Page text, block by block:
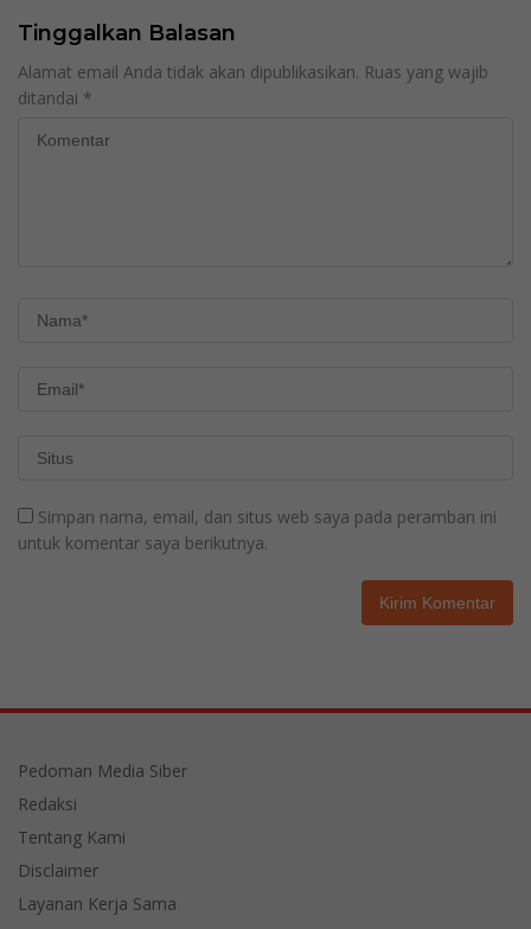
Tinggalkan Balasan
Alamat email Anda tidak akan dipublikasikan. Ruas yang wajib
ditandai *
Simpan nama, email, dan situs web saya pada peramban ini
untuk komentar saya berikutnya.
Pedoman Media Siber
Redaksi
Tentang Kami
Disclaimer
Layanan Kerja Sama